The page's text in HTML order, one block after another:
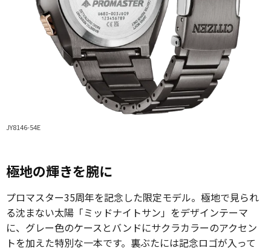
JY8146-54E
極地の輝きを腕に
プロマスター35周年を記念した限定モデル。極地で見られ
る沈まない太陽「ミッドナイトサン」をデザインテーマ
に、グレー色のケースとバンドにサクラカラーのアクセン
トを加えた特別な一本です。裏ぶたには記念ロゴが入って